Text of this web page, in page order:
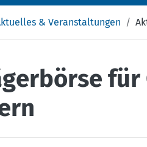
& Veranstaltungen